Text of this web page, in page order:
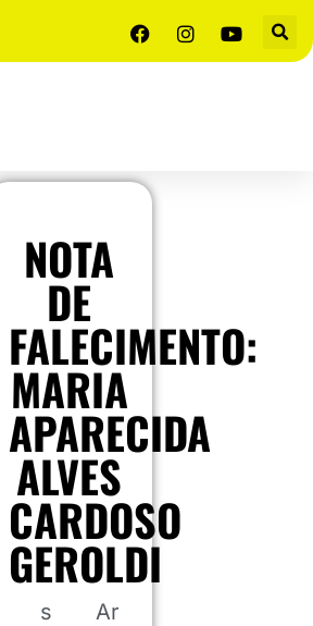
NOTA
DE
FALECIMENTO:
MARIA
APARECIDA
ALVES
CARDOSO
GEROLDI
s
Ar